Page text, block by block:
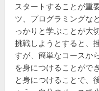
スタートすることが重
ツ、プログラミングな
っかりと学ぶことが大
挑戦しようとすると、
すが、簡単なコースか
を身につけることがで
と身につけることで、